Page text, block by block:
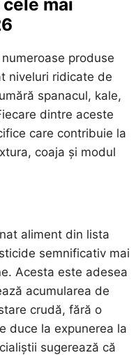
produse
niveluri ridicate de
spanacul, kale,
dintre aceste
care contribuie la
coaja și modul
aliment din lista
semnificativ mai
Acesta este adesea
acumularea de
crudă, fără o
duce la expunerea la
sugerează că